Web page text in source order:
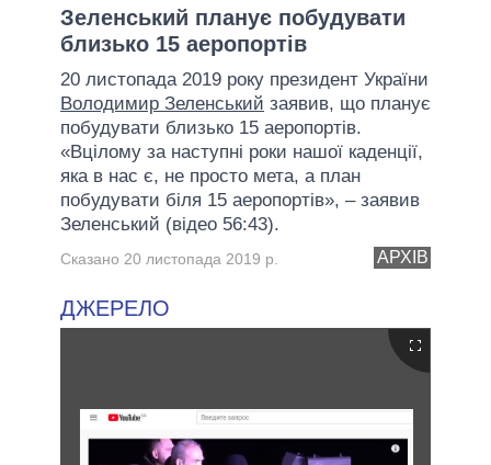
МЕРИ МІСТ
ПОРІВНЯННЯ ПОЛІТИКІВ
Зеленський планує побудувати
близько 15 аеропортів
20 листопада 2019 року президент України
Володимир Зеленський заявив, що планує
побудувати близько 15 аеропортів.
«Вцілому за наступні роки нашої каденції,
яка в нас є, не просто мета, а план
побудувати біля 15 аеропортів», – заявив
Зеленський (відео 56:43).
АРХІВ
Сказано 20 листопада 2019 р.
ДЖЕРЕЛО